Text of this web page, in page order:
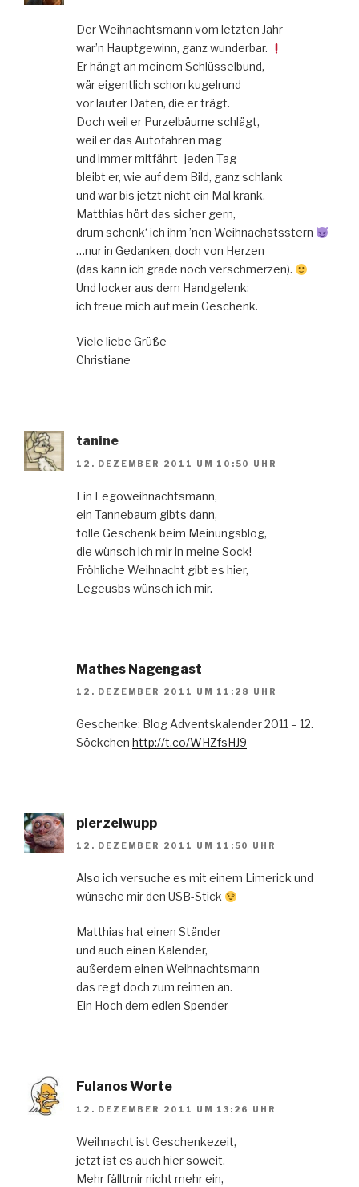
Der Weihnachtsmann vom letzten Jahr
war’n Hauptgewinn, ganz wunderbar.
Er hängt an meinem Schlüsselbund,
wär eigentlich schon kugelrund
vor lauter Daten, die er trägt.
Doch weil er Purzelbäume schlägt,
weil er das Autofahren mag
und immer mitfährt- jeden Tag-
bleibt er, wie auf dem Bild, ganz schlank
und war bis jetzt nicht ein Mal krank.
Matthias hört das sicher gern,
drum schenk‘ ich ihm ’nen Weihnachstsstern
…nur in Gedanken, doch von Herzen
(das kann ich grade noch verschmerzen).
Und locker aus dem Handgelenk:
ich freue mich auf mein Geschenk.
Viele liebe Grüße
Christiane
tanine
12. DEZEMBER 2011 UM 10:50 UHR
Ein Legoweihnachtsmann,
ein Tannebaum gibts dann,
tolle Geschenk beim Meinungsblog,
die wünsch ich mir in meine Sock!
Fröhliche Weihnacht gibt es hier,
Legeusbs wünsch ich mir.
Mathes Nagengast
12. DEZEMBER 2011 UM 11:28 UHR
Geschenke: Blog Adventskalender 2011 – 12.
Söckchen http://t.co/WHZfsHJ9
plerzelwupp
12. DEZEMBER 2011 UM 11:50 UHR
Also ich versuche es mit einem Limerick und
wünsche mir den USB-Stick
Matthias hat einen Ständer
und auch einen Kalender,
außerdem einen Weihnachtsmann
das regt doch zum reimen an.
Ein Hoch dem edlen Spender
Fulanos Worte
12. DEZEMBER 2011 UM 13:26 UHR
Weihnacht ist Geschenkezeit,
jetzt ist es auch hier soweit.
Mehr fälltmir nicht mehr ein,